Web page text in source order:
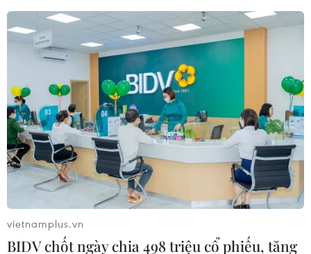
vietnamplus.vn
BIDV chốt ngày chia 498 triệu cổ phiếu, tăng